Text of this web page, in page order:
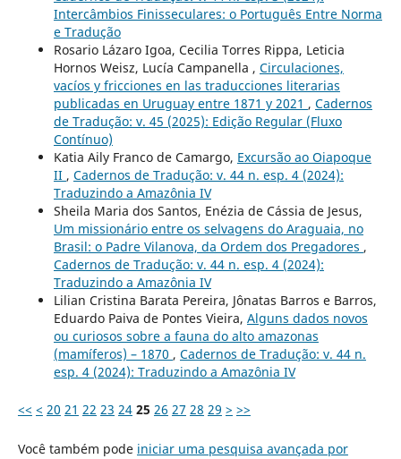
Intercâmbios Finisseculares: o Português Entre Norma
e Tradução
Rosario Lázaro Igoa, Cecilia Torres Rippa, Leticia
Hornos Weisz, Lucía Campanella , Circulaciones,
vacíos y fricciones en las traducciones literarias
publicadas en Uruguay entre 1871 y 2021 , Cadernos
de Tradução: v. 45 (2025): Edição Regular (Fluxo
Contínuo)
Katia Aily Franco de Camargo, Excursão ao Oiapoque
II , Cadernos de Tradução: v. 44 n. esp. 4 (2024):
Traduzindo a Amazônia IV
Sheila Maria dos Santos, Enézia de Cássia de Jesus,
Um missionário entre os selvagens do Araguaia, no
Brasil: o Padre Vilanova, da Ordem dos Pregadores ,
Cadernos de Tradução: v. 44 n. esp. 4 (2024):
Traduzindo a Amazônia IV
Lilian Cristina Barata Pereira, Jônatas Barros e Barros,
Eduardo Paiva de Pontes Vieira, Alguns dados novos
ou curiosos sobre a fauna do alto amazonas
(mamíferos) – 1870 , Cadernos de Tradução: v. 44 n.
esp. 4 (2024): Traduzindo a Amazônia IV
<< < 20 21 22 23 24 25 26 27 28 29 > >>
Você também pode iniciar uma pesquisa avançada por